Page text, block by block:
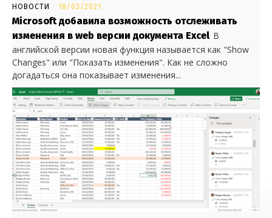
НОВОСТИ 18/03/2021
Microsoft добавила возможность отслеживать
изменения в web версии документа Excel В
английской версии новая функция называется как "Show
Changes" или "Показать изменения". Как не сложно
догадаться она показывает изменения...